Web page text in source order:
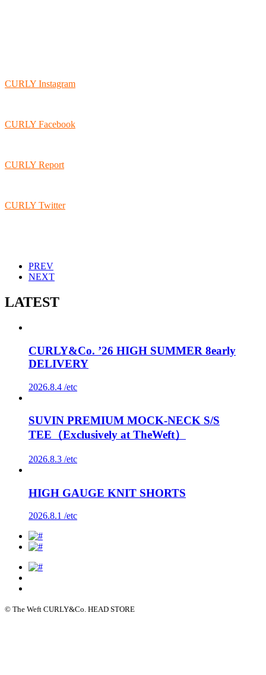
CURLY Instagram
CURLY Facebook
CURLY Report
CURLY Twitter
PREV
NEXT
LATEST
CURLY&Co. ’26 HIGH SUMMER 8early
DELIVERY
2026.8.4 /etc
SUVIN PREMIUM MOCK-NECK S/S
TEE（Exclusively at TheWeft）
2026.8.3 /etc
HIGH GAUGE KNIT SHORTS
2026.8.1 /etc
© The Weft CURLY&Co. HEAD STORE